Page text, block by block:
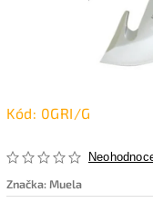
Kód: 0GRI/G
Značka: Muela